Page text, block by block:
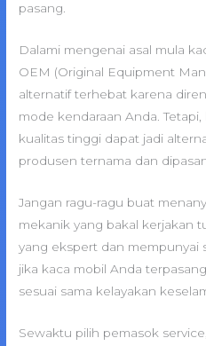
pasang.
Dalami mengenai asal mula
OEM (Original Equipment
alternatif terhebat karena
mode kendaraan Anda.
kualitas tinggi dapat jadi
produsen ternama dan
Jangan ragu-ragu buat
mekanik yang bakal kerjakan
yang ekspert dan mempunyai
jika kaca mobil Anda
sesuai sama kelayakan
Sewaktu pilih pemasok